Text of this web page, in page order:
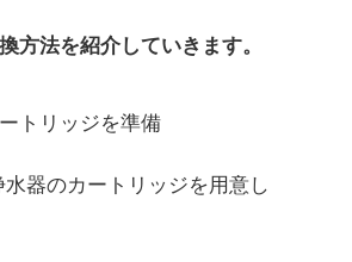
方法を紹介していきます。
トリッジを準備
器のカートリッジを用意し